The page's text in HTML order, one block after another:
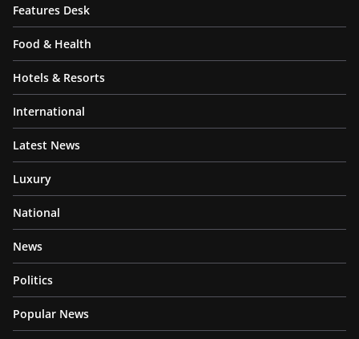
Features Desk
Food & Health
Hotels & Resorts
International
Latest News
Luxury
National
News
Politics
Popular News